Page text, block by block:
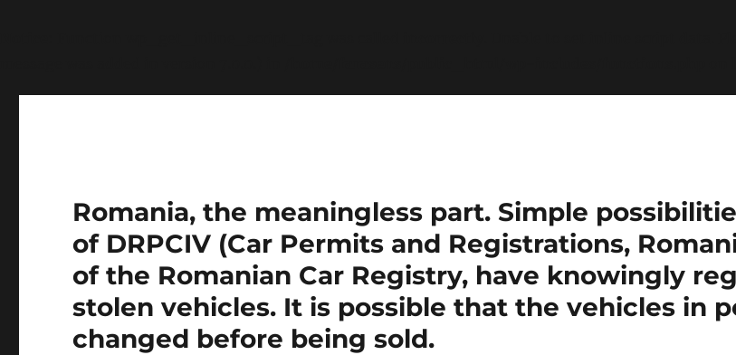
Romania, the meaningless part. Simple
of DRPCIV (Car Permits and Registrations,
of the Romanian Car Registry, have knowingly
stolen vehicles. It is possible that the vehicles in
changed before being sold.